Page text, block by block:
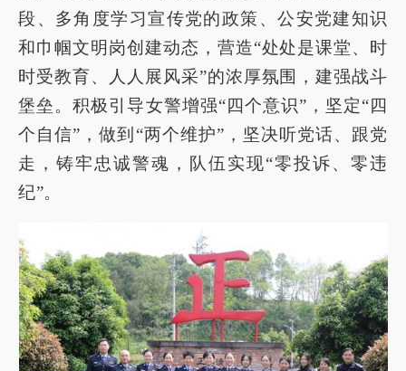
段、多角度学习宣传党的政策、公安党建知识
和巾帼文明岗创建动态，营造“处处是课堂、时
时受教育、人人展风采”的浓厚氛围，建强战斗
堡垒。积极引导女警增强“四个意识”，坚定“四
个自信”，做到“两个维护”，坚决听党话、跟党
走，铸牢忠诚警魂，队伍实现“零投诉、零违
纪”。